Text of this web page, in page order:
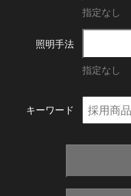
指定なし
照明手法
指定なし
キーワード